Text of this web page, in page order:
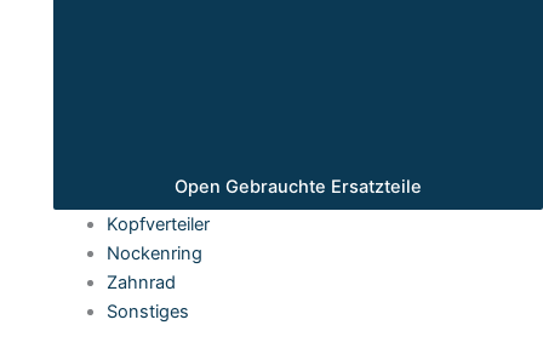
Open Gebrauchte Ersatzteile
Kopfverteiler
Nockenring
Zahnrad
Sonstiges